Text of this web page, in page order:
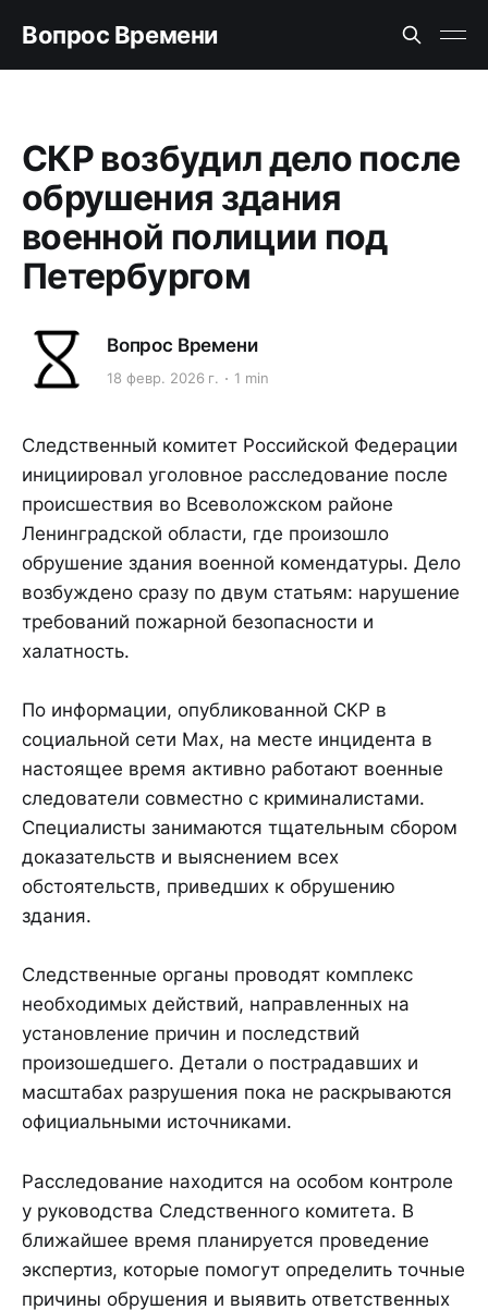
Вопрос Времени
СКР возбудил дело после
обрушения здания
военной полиции под
Петербургом
Вопрос Времени
18 февр. 2026 г. 1 min
Следственный комитет Российской Федерации
инициировал уголовное расследование после
происшествия во Всеволожском районе
Ленинградской области, где произошло
обрушение здания военной комендатуры. Дело
возбуждено сразу по двум статьям: нарушение
требований пожарной безопасности и
халатность.
По информации, опубликованной СКР в
социальной сети Max, на месте инцидента в
настоящее время активно работают военные
следователи совместно с криминалистами.
Специалисты занимаются тщательным сбором
доказательств и выяснением всех
обстоятельств, приведших к обрушению
здания.
Следственные органы проводят комплекс
необходимых действий, направленных на
установление причин и последствий
произошедшего. Детали о пострадавших и
масштабах разрушения пока не раскрываются
официальными источниками.
Расследование находится на особом контроле
у руководства Следственного комитета. В
ближайшее время планируется проведение
экспертиз, которые помогут определить точные
причины обрушения и выявить ответственных